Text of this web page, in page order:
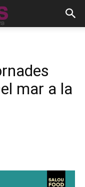
mar a la